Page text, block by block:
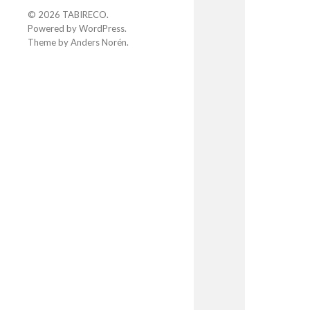
© 2026 TABIRECO.
Powered byWordPress.
Theme byAnders Norén.